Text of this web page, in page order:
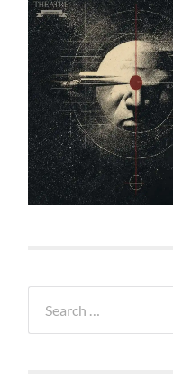
for: